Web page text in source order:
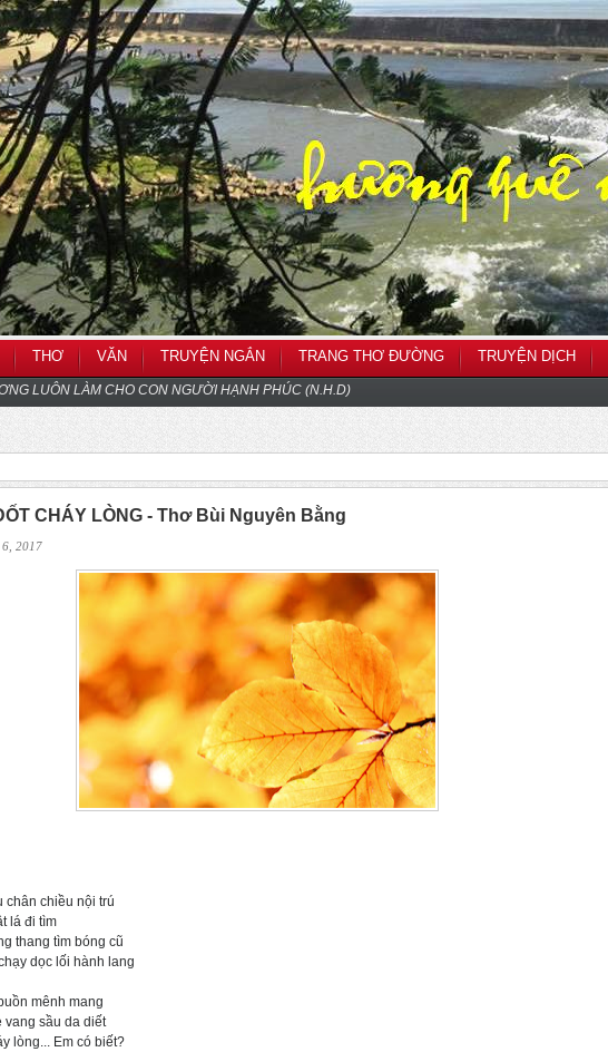
THƠ VĂN TRUYỆN NGẮN TRANG THƠ ĐƯỜNG TRUYỆN DỊCH
LUÔN LÀM CHO CON NGƯỜI HẠNH PHÚC (N.H.D)
CHÁY LÒNG - Thơ Bùi Nguyên Bằng
2017
chân chiều nội trú
lá đi tìm
thang tìm bóng cũ
dọc lối hành lang
mênh mang
sầu da diết
lòng... Em có biết?